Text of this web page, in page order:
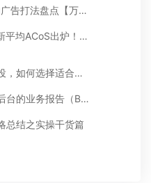
2020亚马逊站内广告打法盘点【万字好文】
22%！亚马逊最新平均ACoS出炉！这三步做好，ACoS优化差不了！
亚马逊广告怎么投，如何选择适合你的广告模式？
如何读懂亚马逊后台的业务报告（Business report)
总结之实操干货篇